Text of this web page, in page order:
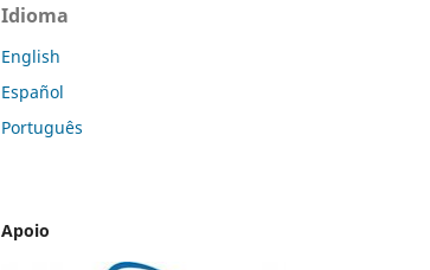
Idioma
English
Español
Português
Apoio